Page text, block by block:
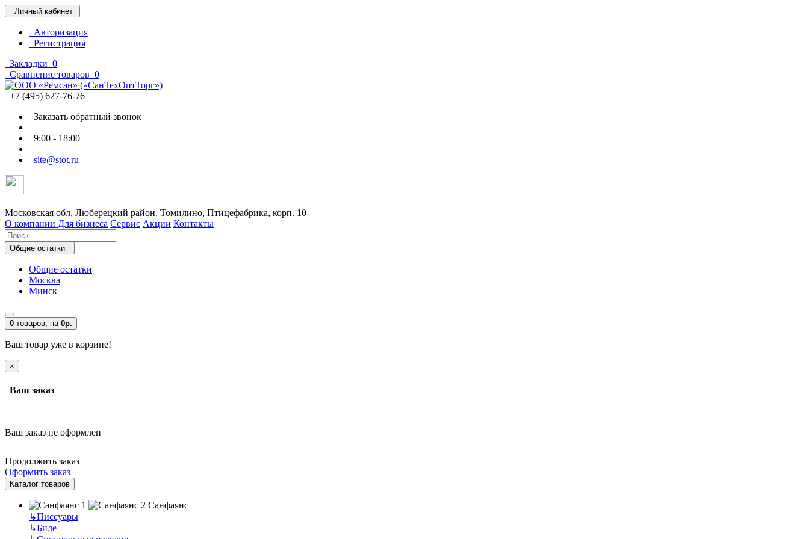
Личный кабинет
Авторизация
Регистрация
Закладки 0
Сравнение товаров 0
+7 (495) 627-76-76
Заказать обратный звонок
9:00 - 18:00
site@stot.ru
Московская обл, Люберецкий район, Томилино, Птицефабрика, корп. 10
О компании Для бизнеса Сервис Акции Контакты
Общие остатки
Общие остатки
Москва
Минск
0 товаров, на 0р.
Ваш товар уже в корзине!
×
Ваш заказ
Ваш заказ не оформлен
Продолжить заказ
Оформить заказ
Каталог товаров
Санфаянс
↳Писсуары
↳Биде